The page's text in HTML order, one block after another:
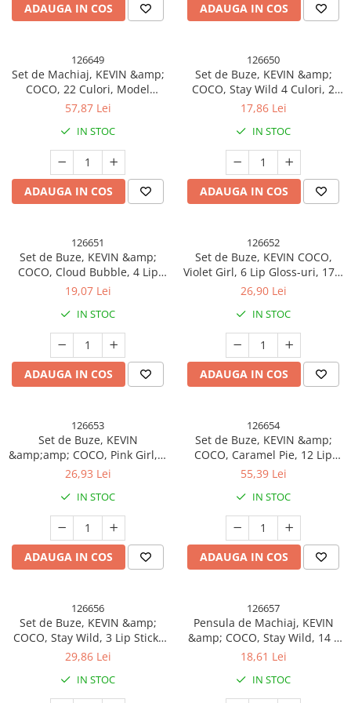
ADAUGA IN COS ADAUGA IN COS
126649
Set de Machiaj, KEVIN &amp;
COCO, 22 Culori, Model
Lalele, 2 Palete de Farduri, 2
Oglinda Inimioara, 15.7 x 21 x
4 cm, Multicolor
57,87 Lei
IN STOC
ADAUGA IN COS
126650
Set de Buze, KEVIN &amp;
COCO, Stay Wild 4 Culori, 2
Gloss-uri si 2 Rujuri Mate,
17,86 Lei
IN STOC
ADAUGA IN COS
126651
Set de Buze, KEVIN &amp;
COCO, Cloud Bubble, 4 Lip
Gloss-uri, 15.1 x 8.1 x 2 cm,
19,07 Lei
IN STOC
ADAUGA IN COS
126652
Set de Buze, KEVIN COCO,
Violet Girl, 6 Lip Gloss-uri, 17 x
14.8 x 2.9 cm, Roz/Rosu/Mov
26,90 Lei
IN STOC
ADAUGA IN COS
126653
Set de Buze, KEVIN
&amp;amp; COCO, Pink Girl, 6
Lip Gloss-uri, 17 x 14.8 x 2.9
26,93 Lei
IN STOC
ADAUGA IN COS
126654
Set de Buze, KEVIN &amp;
COCO, Caramel Pie, 12 Lip
Gloss-uri, 24 x 18.5 x 3.4 cm,
55,39 Lei
IN STOC
ADAUGA IN COS
126656
Set de Buze, KEVIN &amp;
COCO, Stay Wild, 3 Lip Stick-
uri si 3 Creioane de Buze, 16.1
29,86 Lei
IN STOC
126657
Pensula de Machiaj, KEVIN
&amp; COCO, Stay Wild, 14 x
4 x 1.5 cm, Roz
18,61 Lei
IN STOC